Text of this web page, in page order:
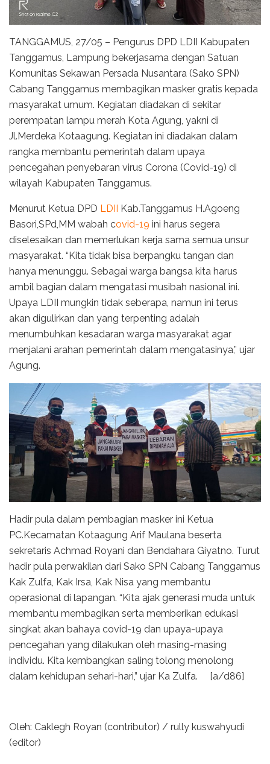
TANGGAMUS, 27/05 – Pengurus DPD LDII Kabupaten
Tanggamus, Lampung bekerjasama dengan Satuan
Komunitas Sekawan Persada Nusantara (Sako SPN)
Cabang Tanggamus membagikan masker gratis kepada
masyarakat umum. Kegiatan diadakan di sekitar
perempatan lampu merah Kota Agung, yakni di
Jl.Merdeka Kotaagung. Kegiatan ini diadakan dalam
rangka membantu pemerintah dalam upaya
pencegahan penyebaran virus Corona (Covid-19) di
wilayah Kabupaten Tanggamus.
Menurut Ketua DPD LDII Kab.Tanggamus H.Agoeng
Basori,SPd,MM wabah covid-19 ini harus segera
diselesaikan dan memerlukan kerja sama semua unsur
masyarakat. “Kita tidak bisa berpangku tangan dan
hanya menunggu. Sebagai warga bangsa kita harus
ambil bagian dalam mengatasi musibah nasional ini.
Upaya LDII mungkin tidak seberapa, namun ini terus
akan digulirkan dan yang terpenting adalah
menumbuhkan kesadaran warga masyarakat agar
menjalani arahan pemerintah dalam mengatasinya,” ujar
Agung.
Hadir pula dalam pembagian masker ini Ketua
PC.Kecamatan Kotaagung Arif Maulana beserta
sekretaris Achmad Royani dan Bendahara Giyatno. Turut
hadir pula perwakilan dari Sako SPN Cabang Tanggamus
Kak Zulfa, Kak Irsa, Kak Nisa yang membantu
operasional di lapangan. “Kita ajak generasi muda untuk
membantu membagikan serta memberikan edukasi
singkat akan bahaya covid-19 dan upaya-upaya
pencegahan yang dilakukan oleh masing-masing
individu. Kita kembangkan saling tolong menolong
dalam kehidupan sehari-hari,” ujar Ka Zulfa. [a/d86]
Oleh: Caklegh Royan (contributor) / rully kuswahyudi
(editor)